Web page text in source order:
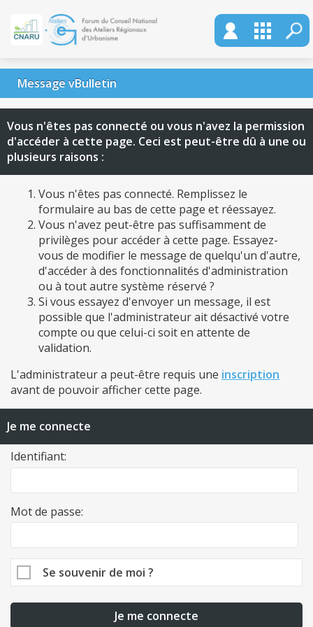
Message vBulletin
Vous n'êtes pas connecté ou vous n'avez la permission
d'accéder à cette page. Ceci est peut-être dû à une ou
plusieurs raisons :
Vous n'êtes pas connecté. Remplissez le
formulaire au bas de cette page et réessayez.
Vous n'avez peut-être pas suffisamment de
privilèges pour accéder à cette page. Essayez-
vous de modifier le message de quelqu'un d'autre,
d'accéder à des fonctionnalités d'administration
ou à tout autre système réservé ?
Si vous essayez d'envoyer un message, il est
possible que l'administrateur ait désactivé votre
compte ou que celui-ci soit en attente de
validation.
L'administrateur a peut-être requis une inscription
avant de pouvoir afficher cette page.
Je me connecte
Identifiant:
Mot de passe:
Se souvenir de moi ?
Je me connecte